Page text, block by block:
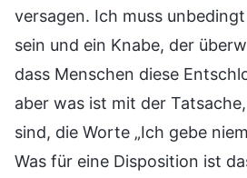
versagen. Ich muss
sein und ein Knabe, der
dass Menschen diese
aber was ist mit der
sind, die Worte „Ich gebe
Was für eine Disposition ist